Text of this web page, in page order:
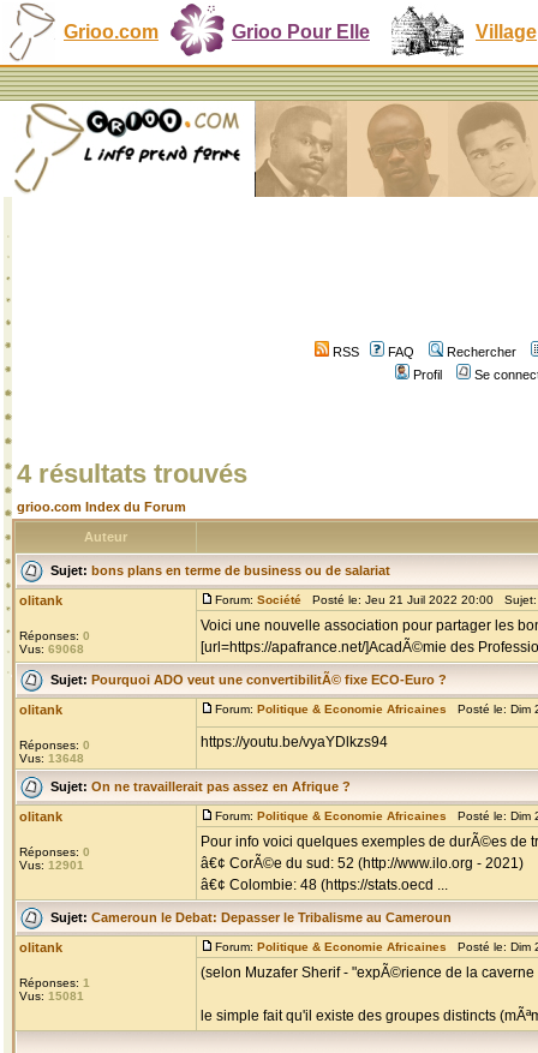
Grioo.com Grioo Pour Elle Village
RSS FAQ
Rechercher
Profil
Se
4 résultats trouvés
grioo.com Index du Forum
Auteur
Sujet: bons plans en terme de business ou de salariat
olitank
Réponses: 0
Vus: 69068
Forum: Société Posté le: Jeu 21 Juil 2022 20:00
Voici une nouvelle association pour partager les
[url=https://apafrance.net/]AcadÃ©mie des
Sujet: Pourquoi ADO veut une convertibilitÃ© fixe ECO-Euro ?
olitank
Réponses: 0
Vus: 13648
Forum: Politique & Economie Africaines Posté le: Dim
https://youtu.be/vyaYDlkzs94
Sujet: On ne travaillerait pas assez en Afrique ?
olitank
Réponses: 0
Vus: 12901
Forum: Politique & Economie Africaines Posté le: Dim
Pour info voici quelques exemples de durÃ©es de
â€¢ CorÃ©e du sud: 52 (http://www.ilo.org - 2021)
â€¢ Colombie: 48 (https://stats.oecd ...
Sujet: Cameroun le Debat: Depasser le Tribalisme au Cameroun
olitank
Réponses: 1
Vus: 15081
Forum: Politique & Economie Africaines Posté le: Dim
(selon Muzafer Sherif - "expÃ©rience de la
le simple fait qu'il existe des groupes distincts